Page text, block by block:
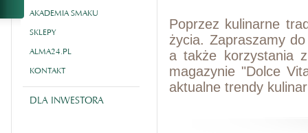
AKADEMIA SMAKU
SKLEPY
ALMA24.PL
KONTAKT
DLA INWESTORA
Poprzez kulinarne
życia. Zapraszamy
a także korzystania
magazynie "Dolce
aktualne trendy